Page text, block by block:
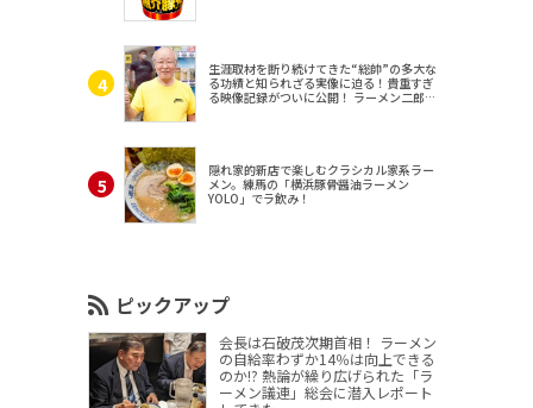
生涯取材を断り続けてきた“総帥”の多大な
る功績と知られざる実像に迫る！貴重すぎ
る映像記録がついに公開！ ラーメン二郎
隠れ家的新店で楽しむクラシカル家系ラー
メン。練馬の「横浜豚骨醤油ラーメン
YOLO」でラ飲み！
ピックアップ
会長は石破茂次期首相！ ラーメン
の自給率わずか14％は向上できる
のか!? 熱論が繰り広げられた「ラ
ーメン議連」総会に潜入レポート